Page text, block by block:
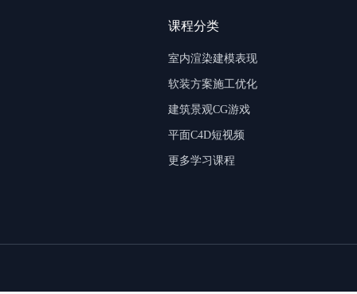
课程分类
室内渲染建模表现
软装方案施工优化
建筑景观CG游戏
平面C4D短视频
更多学习课程